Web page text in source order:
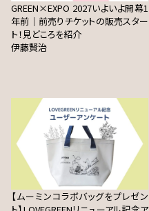
GREEN×EXPO 2027いよいよ開幕1
年前｜前売りチケットの販売スター
ト！見どころを紹介
伊藤賢治
【ムーミンコラボバッグをプレゼン